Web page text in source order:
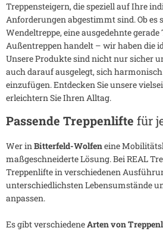
Treppensteigern, die speziell auf Ihre
Anforderungen abgestimmt sind. Ob es
Wendeltreppe, eine ausgedehnte gerade
Außentreppen handelt – wir haben die
Unsere Produkte sind nicht nur sicher
auch darauf ausgelegt, sich
einzufügen. Entdecken Sie unsere
erleichtern Sie Ihren Alltag.
Passende Treppenlifte für
Wer inBitterfeld-Wolfeneine
maßgeschneiderte Lösung. Bei REAL
Treppenlifte in verschiedenen
unterschiedlichsten Lebensumstände
anpassen.
Es gibt verschiedeneArten von